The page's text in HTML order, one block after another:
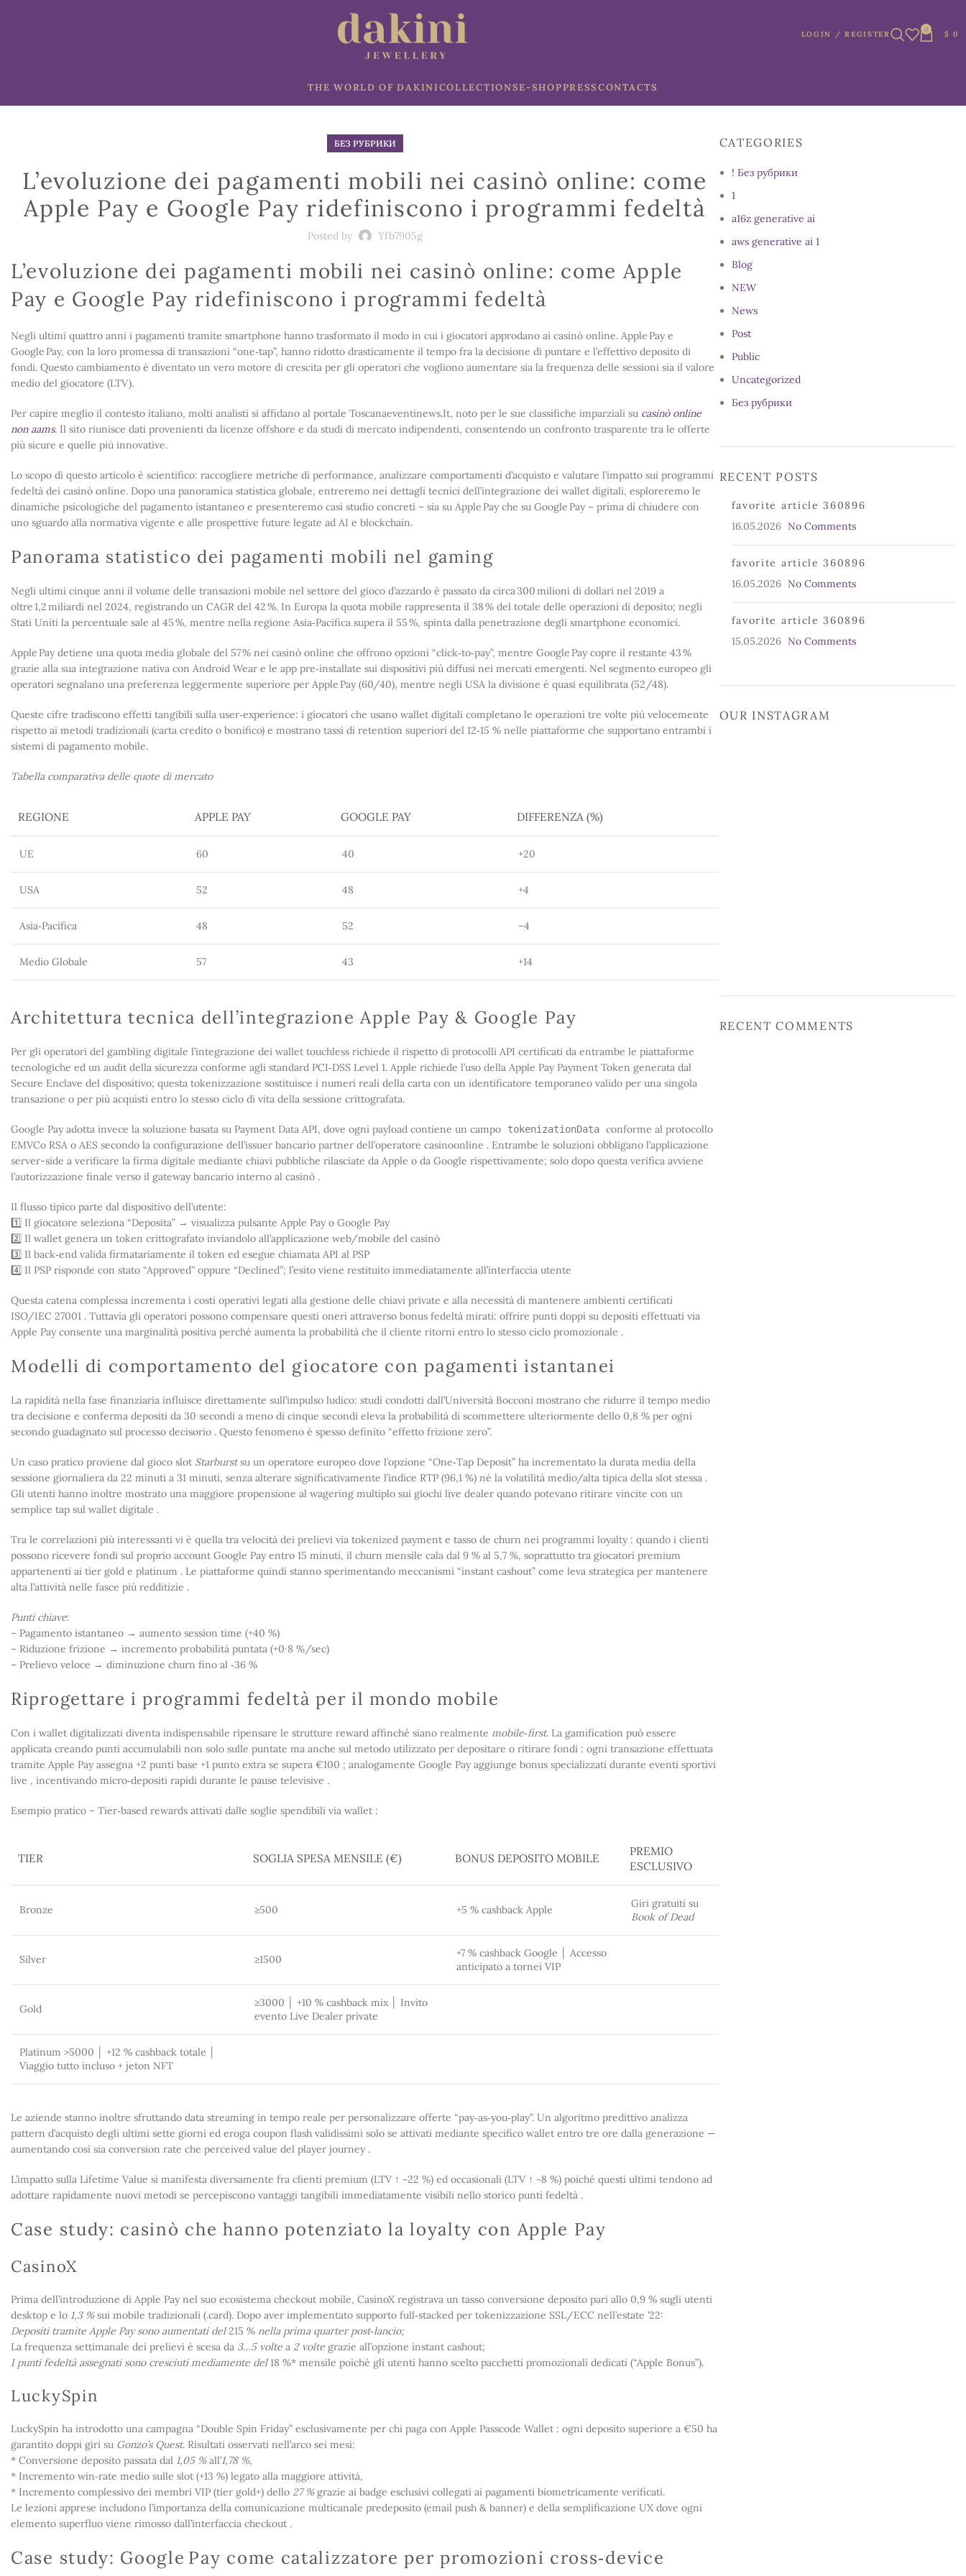
LOGIN / REGISTER
0
$ 0
THE WORLD OF DAKINICOLLECTIONSE-SHOPPRESSCONTACTS
БЕЗ РУБРИКИ
L’evoluzione dei pagamenti mobili nei casinò online: come
Apple Pay e Google Pay ridefiniscono i programmi fedeltà
Posted by Yfb7905g
L’evoluzione dei pagamenti mobili nei casinò online: come Apple
Pay e Google Pay ridefiniscono i programmi fedeltà
Negli ultimi quattro anni i pagamenti tramite smartphone hanno trasformato il modo in cui i giocatori approdano ai casinò online. Apple Pay e
Google Pay, con la loro promessa di transazioni “one‑tap”, hanno ridotto drasticamente il tempo fra la decisione di puntare e l’effettivo deposito di
fondi. Questo cambiamento è diventato un vero motore di crescita per gli operatori che vogliono aumentare sia la frequenza delle sessioni sia il valore
medio del giocatore (LTV).
Per capire meglio il contesto italiano, molti analisti si affidano al portale Toscanaeventinews.It, noto per le sue classifiche imparziali su casinò online
non aams. Il sito riunisce dati provenienti da licenze offshore e da studi di mercato indipendenti, consentendo un confronto trasparente tra le offerte
più sicure e quelle più innovative.
Lo scopo di questo articolo è scientifico: raccogliere metriche di performance, analizzare comportamenti d’acquisto e valutare l’impatto sui programmi
fedeltà dei casinò online. Dopo una panoramica statistica globale, entreremo nei dettagli tecnici dell’integrazione dei wallet digitali, esploreremo le
dinamiche psicologiche del pagamento istantaneo e presenteremo casi studio concreti – sia su Apple Pay che su Google Pay – prima di chiudere con
uno sguardo alla normativa vigente e alle prospettive future legate ad AI e blockchain.
Panorama statistico dei pagamenti mobili nel gaming
Negli ultimi cinque anni il volume delle transazioni mobile nel settore del gioco d’azzardo è passato da circa 300 milioni di dollari nel 2019 a
oltre 1,2 miliardi nel 2024, registrando un CAGR del 42 %. In Europa la quota mobile rappresenta il 38 % del totale delle operazioni di deposito; negli
Stati Uniti la percentuale sale al 45 %, mentre nella regione Asia‑Pacifica supera il 55 %, spinta dalla penetrazione degli smartphone economici.
Apple Pay detiene una quota media globale del 57 % nei casinò online che offrono opzioni “click‑to‑pay”, mentre Google Pay copre il restante 43 %
grazie alla sua integrazione nativa con Android Wear e le app pre‑installate sui dispositivi più diffusi nei mercati emergenti. Nel segmento europeo gli
operatori segnalano una preferenza leggermente superiore per Apple Pay (60/40), mentre negli USA la divisione è quasi equilibrata (52/48).
Queste cifre tradiscono effetti tangibili sulla user‑experience: i giocatori che usano wallet digitali completano le operazioni tre volte più velocemente
rispetto ai metodi tradizionali (carta credito o bonifico) e mostrano tassi di retention superiori del 12‑15 % nelle piattaforme che supportano entrambi i
sistemi di pagamento mobile.
Tabella comparativa delle quote di mercato
REGIONE APPLE PAY GOOGLE PAY DIFFERENZA (%)
UE 60 40 +20
USA 52 48 +4
Asia‑Pacifica 48 52 –4
Medio Globale 57 43 +14
Architettura tecnica dell’integrazione Apple Pay & Google Pay
Per gli operatori del gambling digitale l’integrazione dei wallet touchless richiede il rispetto di protocolli API certificati da entrambe le piattaforme
tecnologiche ed un audit della sicurezza conforme agli standard PCI‑DSS Level 1. Apple richiede l’uso della Apple Pay Payment Token generata dal
Secure Enclave del dispositivo; questa tokenizzazione sostituisce i numeri reali della carta con un identificatore temporaneo valido per una singola
transazione o per più acquisti entro lo stesso ciclo di vita della sessione crittografata.
Google Pay adotta invece la soluzione basata su Payment Data API, dove ogni payload contiene un campo tokenizationData conforme al protocollo
EMVCo RSA o AES secondo la configurazione dell’issuer bancario partner dell’operatore casinoonline . Entrambe le soluzioni obbligano l’applicazione
server-side a verificare la firma digitale mediante chiavi pubbliche rilasciate da Apple o da Google rispettivamente; solo dopo questa verifica avviene
l’autorizzazione finale verso il gateway bancario interno al casinò .
Il flusso tipico parte dal dispositivo dell’utente:
1️⃣ Il giocatore seleziona “Deposita” → visualizza pulsante Apple Pay o Google Pay
2️⃣ Il wallet genera un token crittografato inviandolo all’applicazione web/mobile del casinò
3️⃣ Il back‑end valida firmatariamente il token ed esegue chiamata API al PSP
4️⃣ Il PSP risponde con stato “Approved” oppure “Declined”; l’esito viene restituito immediatamente all’interfaccia utente
Questa catena complessa incrementa i costi operativi legati alla gestione delle chiavi private​​​​​​ ​e alla necessità di mantenere ambienti certificati
ISO/IEC 27001 . Tuttavia gli operatori possono compensare questi oneri attraverso bonus fedeltà mirati: offrire punti doppi su depositi effettuati via
Apple Pay consente una marginalità positiva perché aumenta la probabilità che il cliente ritorni entro lo stesso ciclo promozionale .
Modelli di comportamento del giocatore con pagamenti istantanei
La rapidità nella fase finanziaria influisce direttamente sull’impulso ludico: studi condotti dall’Università Bocconi mostrano che ridurre il tempo medio
tra decisione e conferma depositi da 30 secondi a meno di cinque secondi eleva la probabilità di scommettere ulteriormente dello 0,8 % per ogni
secondo guadagnato sul processo decisorio . Questo fenomeno è spesso definito “effetto frizione zero”.
Un caso pratico proviene dal gioco slot Starburstsu un operatore europeo dove l’opzione “One‑Tap Deposit” ha incrementato la durata media della
sessione giornaliera da 22 minuti a 31 minuti, senza alterare significativamente l’indice RTP (96,1 %) né la volatilità medio/alta tipica della slot stessa .
Gli utenti hanno inoltre mostrato una maggiore propensione al wagering multiplo sui giochi live dealer quando potevano ritirare vincite con un
semplice tap sul wallet digitale .
Tra le correlazioni più interessanti vi è quella tra velocità dei prelievi via tokenized payment e tasso de churn nei programmi loyalty : quando i clienti
possono ricevere fondi sul proprio account Google Pay entro 15 minuti, il churn mensile cala dal 9 % al 5,7 %, soprattutto tra giocatori premium
appartenenti ai tier gold e platinum . Le piattaforme quindi stanno sperimentando meccanismi “instant cashout” come leva strategica per mantenere
alta l’attività nelle fasce più redditizie .
Punti chiave:
– Pagamento istantaneo → aumento session time (+40 %)
– Riduzione frizione → incremento probabilità puntata (+0·8 %/sec)
– Prelievo veloce → diminuzione churn fino al ‑36 %
Riprogettare i programmi fedeltà per il mondo mobile
Con i wallet digitalizzati diventa indispensabile ripensare le strutture reward affinché siano realmente mobile‑first. La gamification può essere
applicata creando punti accumulabili non solo sulle puntate ma anche sul metodo utilizzato per depositare o ritirare fondi : ogni transazione effettuata
tramite Apple Pay assegna +2 punti base +1 punto extra se supera €100 ; analogamente Google Pay aggiunge bonus specializzati durante eventi sportivi
live , incentivando micro‑depositi rapidi durante le pause televisive .
Esempio pratico – Tier‐based rewards attivati dalle soglie spendibili via wallet :
TIER SOGLIA SPESA MENSILE (€) BONUS DEPOSITO MOBILE
PREMIO
ESCLUSIVO
Bronze ≥500 +5 % cashback Apple
Giri gratuiti su
Book of Dead
Silver ≥1500
+7 % cashback Google │ Accesso
anticipato a tornei VIP
Gold
≥3000 │ +10 % cashback mix │ Invito
evento Live Dealer private
Platinum >5000 │ +12 % cashback totale │
Viaggio tutto incluso + jeton NFT
Le aziende stanno inoltre sfruttando data streaming in tempo reale per personalizzare offerte “pay‐as‐you‐play”. Un algoritmo predittivo analizza
pattern d’acquisto degli ultimi sette giorni ed eroga coupon flash validissimi solo se attivati mediante specifico wallet entro tre ore dalla generazione —
aumentando così sia conversion rate che perceived value del player journey .
L’impatto sulla Lifetime Value si manifesta diversamente fra clienti premium (LTV ↑ ~22 %) ed occasionali (LTV ↑ ~8 %) poiché questi ultimi tendono ad
adottare rapidamente nuovi metodi se percepiscono vantaggi tangibili immediatamente visibili nello storico punti fedeltà .
Case study: casinò che hanno potenziato la loyalty con Apple Pay
CasinoX
Prima dell’introduzione di Apple Pay nel suo ecosistema checkout mobile, CasinoX registrava un tasso conversione deposito pari allo 0,9 % sugli utenti
desktop e lo 1,3 %sui mobile tradizionali (.card). Dopo aver implementato supporto full‑stacked per tokenizzazione SSL/ECC nell’estate ’22:
Depositi tramite Apple Pay sono aumentati del215 % nella prima quarter post‐lancio;
La frequenza settimanale dei prelievi è scesa da 3…5 volte a 2 volte grazie all’opzione instant cashout;
I punti fedeltà assegnati sono cresciuti mediamente del18 %* mensile poiché gli utenti hanno scelto pacchetti promozionali dedicati (“Apple Bonus”).
LuckySpin
LuckySpin ha introdotto una campagna “Double Spin Friday” esclusivamente per chi paga con Apple Passcode Wallet : ogni deposito superiore a €50 ha
garantito doppi giri su Gonzo’s Quest. Risultati osservati nell’arco sei mesi:
* Conversione deposito passata dal 1,05 %all’1,78 %,
* Incremento win‑rate medio sulle slot (+13 %) legato alla maggiore attività,
* Incremento complessivo dei membri VIP (tier gold+) dello 27 %grazie ai badge esclusivi collegati ai pagamenti biometricamente verificati.
Le lezioni apprese includono l’importanza della comunicazione multicanale predeposito (email push & banner) e della semplificazione UX dove ogni
elemento superfluo viene rimosso dall’interfaccia checkout .
Case study: Google Pay come catalizzatore per promozioni cross‑device
CATEGORIES
! Без рубрики
1
a16z generative ai
aws generative ai 1
Blog
NEW
News
Post
Public
Uncategorized
Без рубрики
RECENT POSTS
favorite article 360896
16.05.2026 No Comments
favorite article 360896
16.05.2026 No Comments
favorite article 360896
15.05.2026 No Comments
OUR INSTAGRAM
RECENT COMMENTS